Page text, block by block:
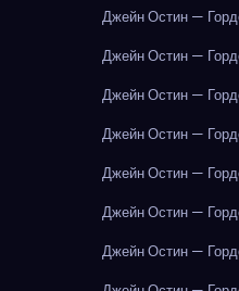
Джейн Остин —
Джейн Остин —
Джейн Остин —
Джейн Остин —
Джейн Остин —
Джейн Остин —
Джейн Остин —